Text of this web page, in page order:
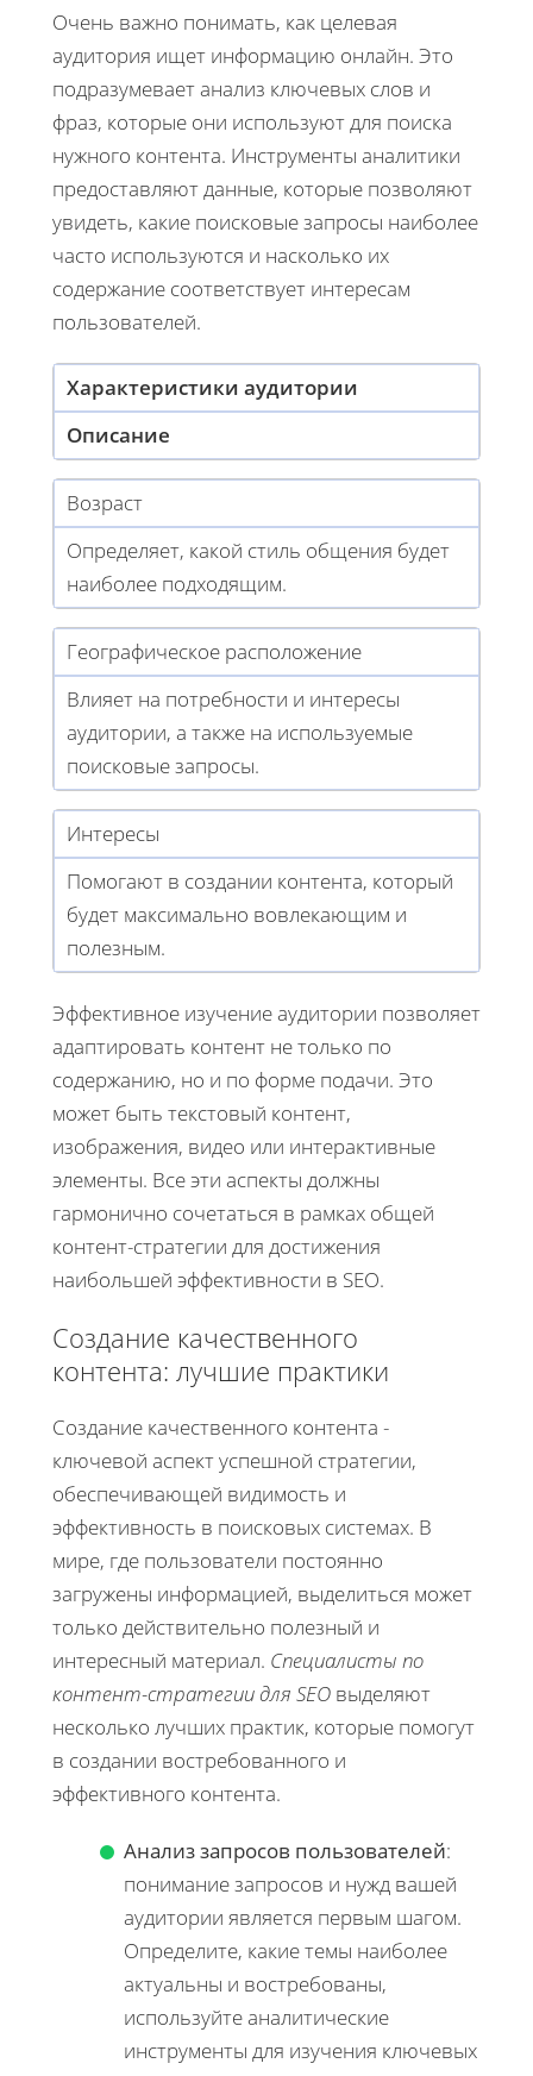
Очень важно понимать, как целевая
аудитория ищет информацию онлайн. Это
подразумевает анализ ключевых слов и
фраз, которые они используют для поиска
нужного контента. Инструменты аналитики
предоставляют данные, которые позволяют
увидеть, какие поисковые запросы наиболее
часто используются и насколько их
содержание соответствует интересам
пользователей.
Характеристики аудитории
Описание
Возраст
Определяет, какой стиль общения будет
наиболее подходящим.
Географическое расположение
Влияет на потребности и интересы
аудитории, а также на используемые
поисковые запросы.
Интересы
Помогают в создании контента, который
будет максимально вовлекающим и
полезным.
Эффективное изучение аудитории позволяет
адаптировать контент не только по
содержанию, но и по форме подачи. Это
может быть текстовый контент,
изображения, видео или интерактивные
элементы. Все эти аспекты должны
гармонично сочетаться в рамках общей
контент-стратегии для достижения
наибольшей эффективности в SEO.
Создание качественного
контента: лучшие практики
Создание качественного контента -
ключевой аспект успешной стратегии,
обеспечивающей видимость и
эффективность в поисковых системах. В
мире, где пользователи постоянно
загружены информацией, выделиться может
только действительно полезный и
интересный материал. Специалисты по
контент-стратегии для SEO выделяют
несколько лучших практик, которые помогут
в создании востребованного и
эффективного контента.
Анализ запросов пользователей:
понимание запросов и нужд вашей
аудитории является первым шагом.
Определите, какие темы наиболее
актуальны и востребованы,
используйте аналитические
инструменты для изучения ключевых